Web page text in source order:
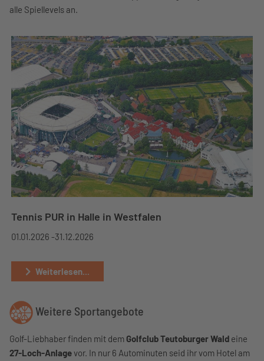
alle Spiellevels an.
Tennis PUR in Halle in Westfalen
01.01.2026 -31.12.2026
Weiterlesen...
Weitere Sportangebote
Golf-Liebhaber finden mit dem Golfclub Teutoburger Wald eine
27-Loch-Anlagevor. In nur 6 Autominuten seid ihr vom Hotel am